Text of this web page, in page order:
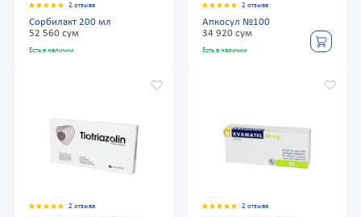
2 отзыва
Сорбилакт 200 мл
52 560 сум
Есть в наличии
2 отзыва
Апкосул №100
34 920 сум
Есть в наличии
2 отзыва 2 отзыва